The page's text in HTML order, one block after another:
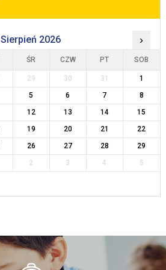
Sierpień 2026 ›
ŚR CZW PT SOB
29 30 31
1
5 6 7
8
12 13 14
15
19 20 21
22
26 27 28
29
2 3 4 5